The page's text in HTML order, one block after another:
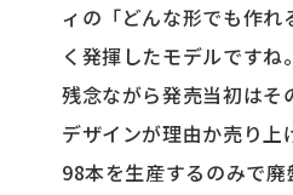
ィの「どんな形でも作れ
く発揮したモデルですね。
残念ながら発売当初はそ
デザインが理由か売り上
98本を生産するのみで